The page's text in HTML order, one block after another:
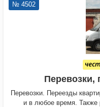
№ 4502
Перевозки,
Перевозки. Переезды
и в любое время. Также